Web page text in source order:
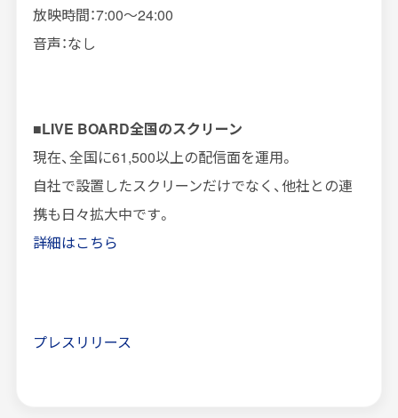
放映時間：7:00～24:00
音声：なし
■LIVE BOARD全国のスクリーン
現在、全国に61,500以上の配信面を運用。
自社で設置したスクリーンだけでなく、他社との連
携も日々拡大中です。
詳細はこちら
プレスリリース